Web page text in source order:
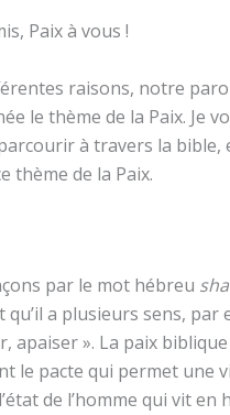
Paix à vous !
raisons, notre
le thème de la Paix. Je
à travers la bible,
thème de la Paix.
par le mot hébreu
qu’il a plusieurs sens, par
apaiser ». La paix biblique
le pacte qui permet une
de l’homme qui vit en